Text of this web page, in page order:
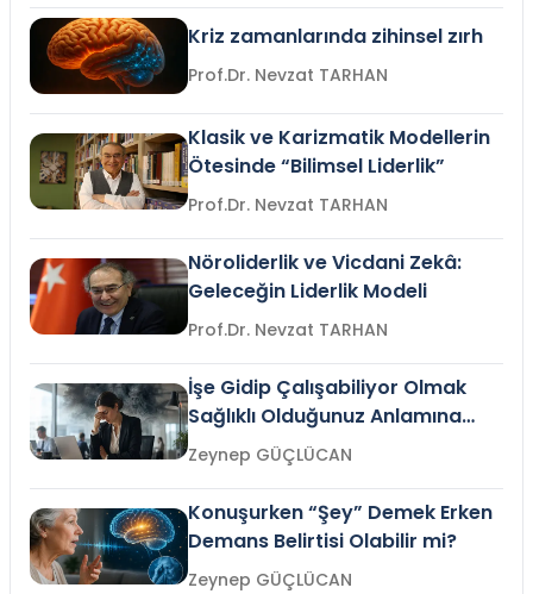
Kriz zamanlarında zihinsel zırh
Prof.Dr. Nevzat TARHAN
Klasik ve Karizmatik Modellerin
Ötesinde “Bilimsel Liderlik”
Prof.Dr. Nevzat TARHAN
Nöroliderlik ve Vicdani Zekâ:
Geleceğin Liderlik Modeli
Prof.Dr. Nevzat TARHAN
İşe Gidip Çalışabiliyor Olmak
Sağlıklı Olduğunuz Anlamına
Gelir mi?Zeynep GÜÇLÜCAN
Konuşurken “Şey” Demek Erken
Demans Belirtisi Olabilir mi?
Zeynep GÜÇLÜCAN